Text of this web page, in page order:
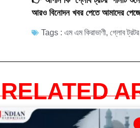
আরও বিনোদন খবর পেতে আমাদের
Tags : এম এম কিরাভাণী, গ্লোব ট্রটর
RELATED